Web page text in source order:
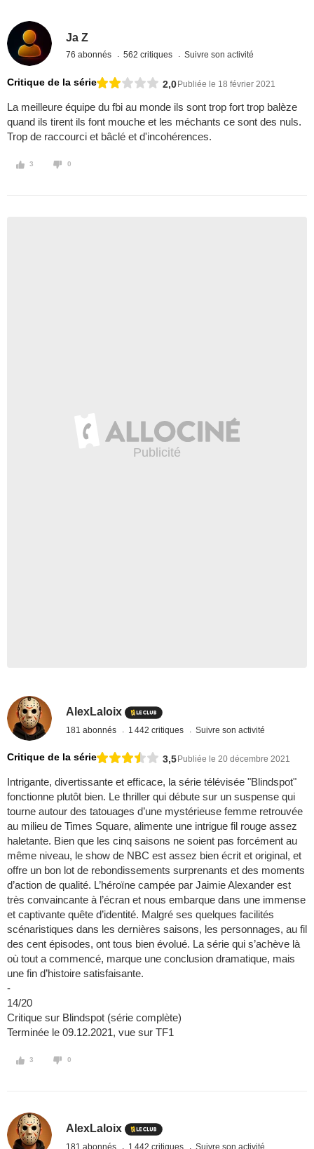
Ja Z
76 abonnés 562 critiques Suivre son activité
Critique de la série 2,0Publiée le 18 février 2021
La meilleure équipe du fbi au monde ils sont trop fort trop balèze
quand ils tirent ils font mouche et les méchants ce sont des nuls.
Trop de raccourci et bâclé et d'incohérences.
3 0
AlexLaloix
181 abonnés 1 442 critiques Suivre son activité
Critique de la série 3,5Publiée le 20 décembre 2021
Intrigante, divertissante et efficace, la série télévisée "Blindspot"
fonctionne plutôt bien. Le thriller qui débute sur un suspense qui
tourne autour des tatouages d’une mystérieuse femme retrouvée
au milieu de Times Square, alimente une intrigue fil rouge assez
haletante. Bien que les cinq saisons ne soient pas forcément au
même niveau, le show de NBC est assez bien écrit et original, et
offre un bon lot de rebondissements surprenants et des moments
d’action de qualité. L’héroïne campée par Jaimie Alexander est
très convaincante à l’écran et nous embarque dans une immense
et captivante quête d’identité. Malgré ses quelques facilités
scénaristiques dans les dernières saisons, les personnages, au fil
des cent épisodes, ont tous bien évolué. La série qui s’achève là
où tout a commencé, marque une conclusion dramatique, mais
une fin d’histoire satisfaisante.
-
14/20
Critique sur Blindspot (série complète)
Terminée le 09.12.2021, vue sur TF1
3 0
AlexLaloix
181 abonnés 1 442 critiques Suivre son activité